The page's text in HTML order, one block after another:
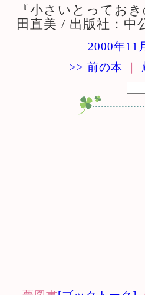
『小さいとってお
田直美 / 出版社：中
2000年11
>> 前の本 ｜